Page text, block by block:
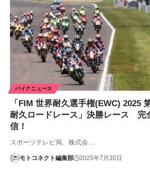
バイクニュース
「FIM 世界耐久選手権(EWC) 2025
耐久ロードレース」決勝レース 完
信！
スポーツテレビ局、株式会…
モトコネクト編集部 2025年7月30日